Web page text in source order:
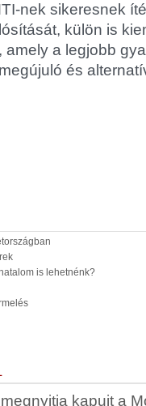
nek sikeresnek
külön is
amely a legjobb
és
is lehetnénk?
kapuit a